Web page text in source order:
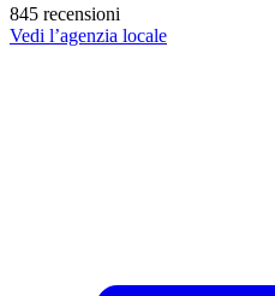
845 recensioni
Vedi l’agenzia locale